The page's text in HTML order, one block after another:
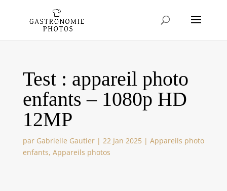
Test : appareil photo
enfants – 1080p HD
12MP
par Gabrielle Gautier| 22 Jan 2025| Appareils photo
enfants, Appareils photos